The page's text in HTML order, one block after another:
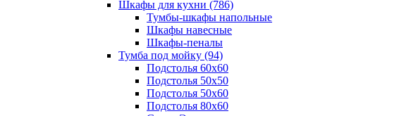
Шкафы для кухни (786)
Тумбы-шкафы напольные
Шкафы навесные
Шкафы-пеналы
Тумба под мойку (94)
Подстолья 60х60
Подстолья 50х50
Подстолья 50х60
Подстолья 80х60